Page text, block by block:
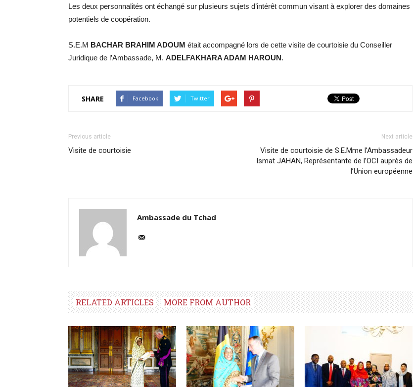
Les deux personnalités ont échangé sur plusieurs sujets d’intérêt commun visant à explorer des domaines
potentiels de coopération.
S.E.M BACHAR BRAHIM ADOUM était accompagné lors de cette visite de courtoisie du Conseiller
Juridique de l’Ambassade, M. ADELFAKHARA ADAM HAROUN.
SHARE Facebook Twitter
Previous article
Visite de courtoisie
Next article
Visite de courtoisie de S.E.Mme l’Ambassadeur
Ismat JAHAN, Représentante de l’OCI auprès de
l’Union européenne
Ambassade du Tchad
RELATED ARTICLES MORE FROM AUTHOR